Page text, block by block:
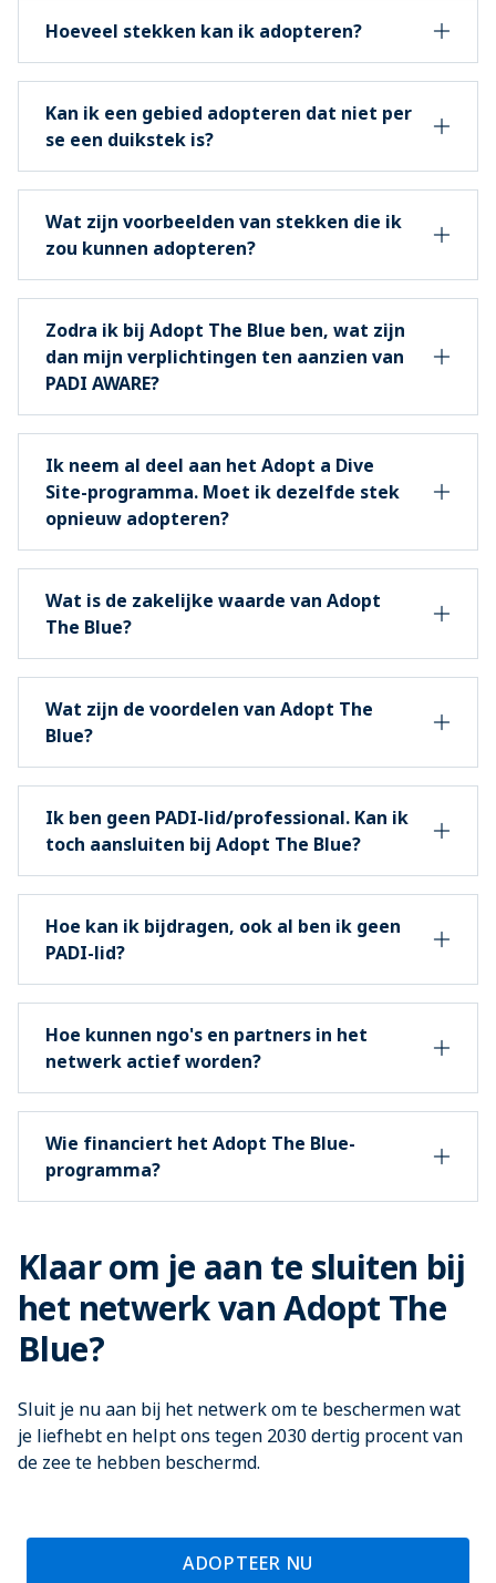
Hoeveel stekken kan ik adopteren?
Kan ik een gebied adopteren dat niet per
se een duikstek is?
Wat zijn voorbeelden van stekken die ik
zou kunnen adopteren?
Zodra ik bij Adopt The Blue ben, wat zijn
dan mijn verplichtingen ten aanzien van
PADI AWARE?
Ik neem al deel aan het Adopt a Dive
Site-programma. Moet ik dezelfde stek
opnieuw adopteren?
Wat is de zakelijke waarde van Adopt
The Blue?
Wat zijn de voordelen van Adopt The
Blue?
Ik ben geen PADI-lid/professional. Kan ik
toch aansluiten bij Adopt The Blue?
Hoe kan ik bijdragen, ook al ben ik geen
PADI-lid?
Hoe kunnen ngo's en partners in het
netwerk actief worden?
Wie financiert het Adopt The Blue-
programma?
Klaar om je aan te sluiten bij
het netwerk van Adopt The
Blue?
Sluit je nu aan bij het netwerk om te beschermen wat
je liefhebt en helpt ons tegen 2030 dertig procent van
de zee te hebben beschermd.
ADOPTEER NU